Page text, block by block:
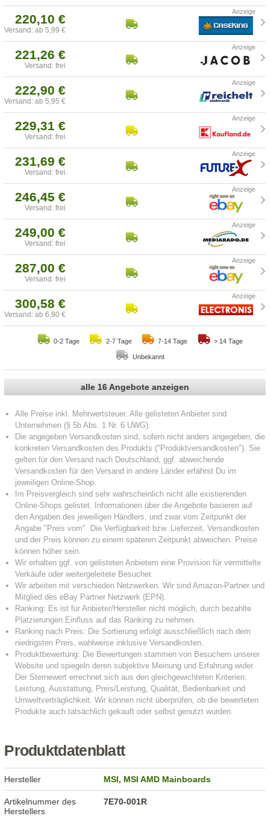
220,10 €
Versand: ab 5,99 €
221,26 €
Versand: frei
222,90 €
Versand: ab 5,95 €
229,31 €
Versand: frei
231,69 €
Versand: frei
246,45 €
Versand: frei
249,00 €
Versand: frei
287,00 €
Versand: frei
300,58 €
Versand: ab 6,90 €
0-2 Tage 2-7 Tage 7-14 Tage > 14 Tage
Unbekannt
alle 16 Angebote anzeigen
Produktdatenblatt
Hersteller MSI,MSI AMD Mainboards
Artikelnummer des
Herstellers
7E70-001R